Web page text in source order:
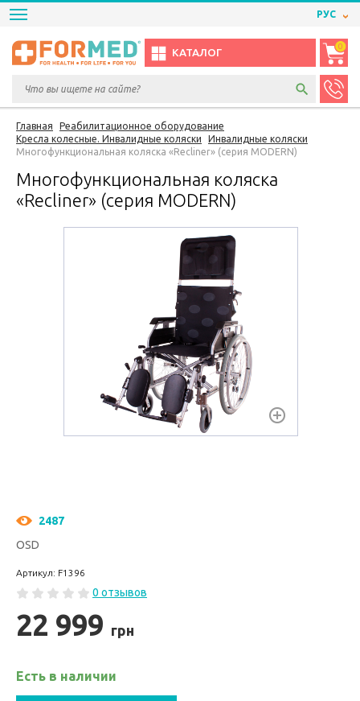
РУС
КАТАЛОГ
0
Главная
Реабилитационное оборудование
Кресла колесные. Инвалидные коляски
Инвалидные коляски
Многофункциональная коляска «Recliner» (серия MODERN)
Многофункциональная коляска
«Recliner» (серия MODERN)
2487
OSD
Артикул: F1396
0 отзывов
22 999 грн
Есть в наличии